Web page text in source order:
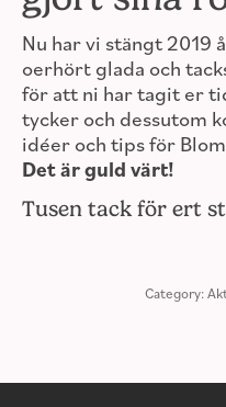
Nu har vi stängt 2019
oerhört glada och
för att ni har tagit er
tycker och dessutom
idéer och tips för
Det är guld värt!
Tusen tack för ert
Category: